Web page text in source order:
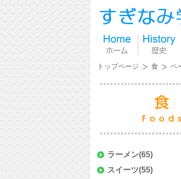
トップページ 食 ベ
ラーメン(65)
スイーツ(55)